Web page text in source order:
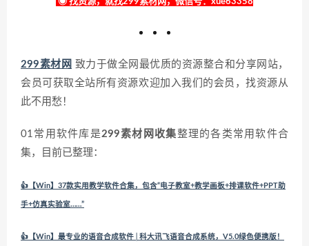
299素材网 致力于做全网最优质的资源整合和分享网站，
会员可获取全站所有资源欢迎加入我们的会员，找资源从
此不用愁！
01常用软件库是299素材网收集 整理的各类常用软件合
集，目前已整理：
👍【Win】37款实用教学软件合集，包含“电子教室+教学画板+排课软件+PPT助
手+仿真实验室……”
👍【Win】最专业的语音合成软件│科大讯飞语音合成系统，V5.0绿色便携版！